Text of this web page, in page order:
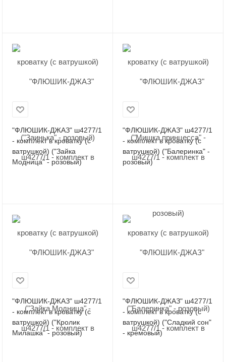
"ФЛЮШИК-ДЖАЗ" ш4277/1
- комплект в кроватку (с
ватрушкой) ("Зайка
Модница" - розовый)
"ФЛЮШИК-ДЖАЗ" ш4277/1
- комплект в кроватку (с
ватрушкой) ("Балеринка" -
розовый)
"ФЛЮШИК-ДЖАЗ" ш4277/1
- комплект в кроватку (с
ватрушкой) ("Кролик
Милашка" - розовый)
"ФЛЮШИК-ДЖАЗ" ш4277/1
- комплект в кроватку (с
ватрушкой) ("Сладкий сон"
- кремовый)